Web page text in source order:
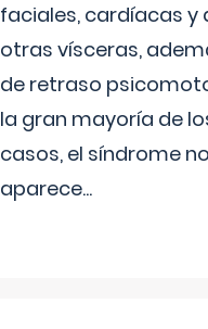
faciales, cardíacas y
otras vísceras,
de retraso
la gran mayoría de
casos, el síndrome no
aparece...